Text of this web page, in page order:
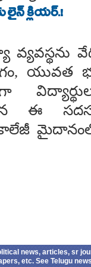
క్లియర్.!
యువత
ఈ
మైదానంలో
news, articles, sr
etc. See Telugu